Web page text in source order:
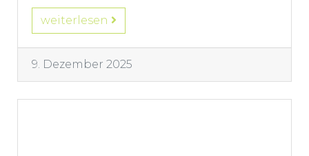
weiterlesen
9. Dezember 2025